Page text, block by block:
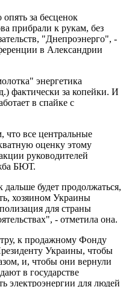
за бесценок
прибрали к рукам, без
"Днепроэнерго", -
в Александрии
энергетика
фактически за копейки. И
в спайке с
все центральные
оценку этому
руководителей
БЮТ.
будет продолжаться,
хозяином Украины
для страны
- отметила она.
к продажному Фонду
Украины, чтобы
и, чтобы они вернули
в государстве
электроэнергии для людей